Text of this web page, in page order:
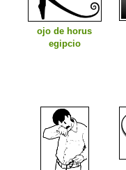
ojo de horus
egipcio